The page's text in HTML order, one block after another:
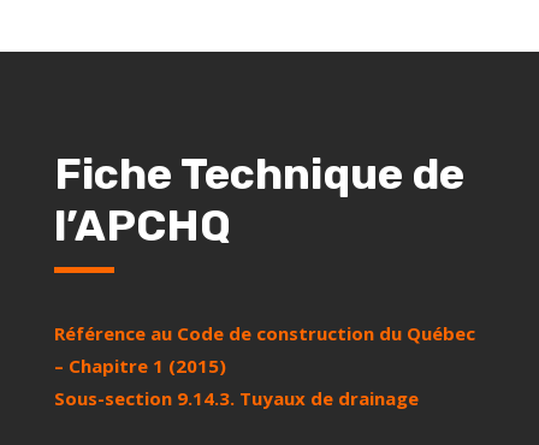
Fiche Technique de
l’APCHQ
Référence au Code de construction du Québec
– Chapitre 1 (2015)
Sous-section 9.14.3. Tuyaux de drainage